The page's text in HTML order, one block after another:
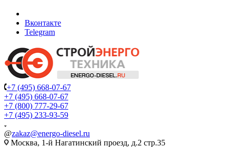
Вконтакте
Telegram
+7 (495) 668-07-67
+7 (495) 668-07-67
+7 (800) 777-29-67
+7 (495) 233-93-59
@zakaz@energo-diesel.ru
Москва, 1-й Нагатинский проезд, д.2 стр.35